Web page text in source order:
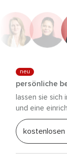
neu
persönliche
lassen sie
und eine
kostenlosen